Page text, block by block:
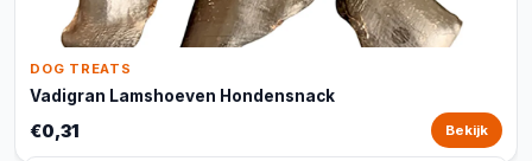
DOG TREATS
Vadigran Lamshoeven Hondensnack
€0,31 Bekijk